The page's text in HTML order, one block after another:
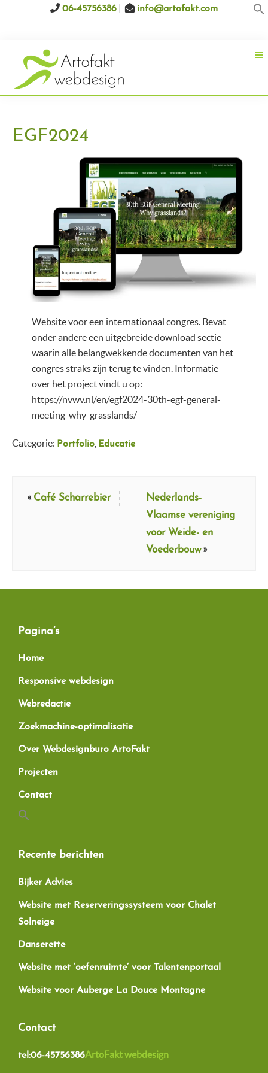
inhoud
voettekst
06-45756386 | info@artofakt.com
Webdesign
Professionele
betaalbare
websites
EGF2024
Website voor een internationaal congres. Bevat
onder andere een uitgebreide download sectie
waarin alle belangwekkende documenten van het
congres straks zijn terug te vinden. Informatie
over het project vindt u op:
https://nvwv.nl/en/egf2024-30th-egf-general-
meeting-why-grasslands/
Categorie: Portfolio Educatie
« Café Scharrebier
Nederlands-
Vlaamse vereniging
voor Weide- en
Voederbouw »
FooterPagina’s
Home
Responsive webdesign
Webredactie
Zoekmachine-optimalisatie
Over Webdesignburo ArtoFakt
Projecten
Contact
Recente berichten
Bijker Advies
Website met Reserveringssysteem voor Chalet
Solneige
Danserette
Website met ‘oefenruimte’ voor Talentenportaal
Website voor Auberge La Douce Montagne
Contact
tel:06-45756386ArtoFakt webdesign